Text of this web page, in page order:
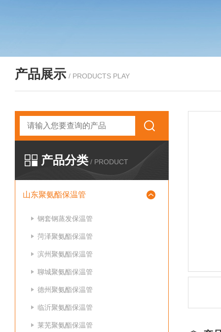
产品展示 / PRODUCTS PLAY
产品分类 / PRODUCT
山东聚氨酯保温管
钢套钢蒸发保温管
菏泽聚氨酯保温管
滨州聚氨酯保温管
聊城聚氨酯保温管
德州聚氨酯保温管
临沂聚氨酯保温管
莱芜聚氨酯保温管